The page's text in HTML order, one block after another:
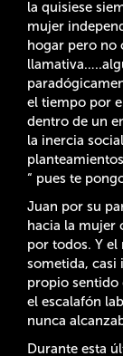
la quisiese
mujer
hogar pero no
el tiempo por
dentro de un
la inercia
“ pues te
Juan por su
hacia la mujer
por todos. Y el
sometida, casi
propio sentido
el escalafón
nunca
Durante esta